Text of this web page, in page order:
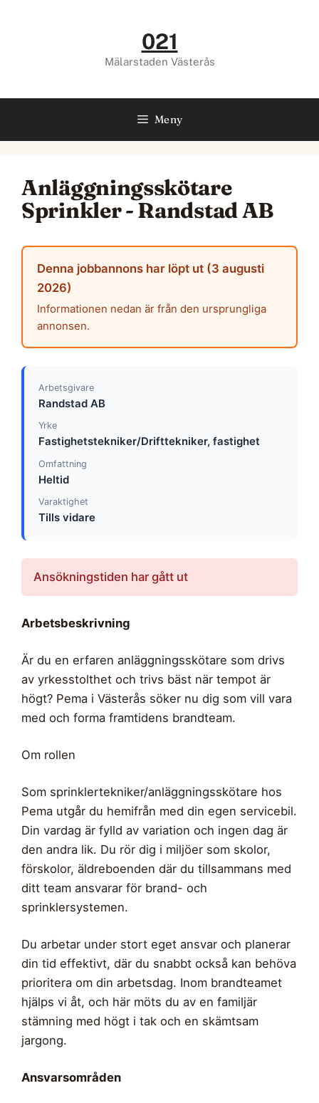
021
Mälarstaden Västerås
Meny
Anläggningsskötare
Sprinkler - Randstad AB
Denna jobbannons har löpt ut (3 augusti
2026)
Informationen nedan är från den ursprungliga
annonsen.
Arbetsgivare
Randstad AB
Yrke
Fastighetstekniker/Drifttekniker, fastighet
Omfattning
Heltid
Varaktighet
Tills vidare
Ansökningstiden har gått ut
Arbetsbeskrivning
Är du en erfaren anläggningsskötare som drivs
av yrkesstolthet och trivs bäst när tempot är
högt? Pema i Västerås söker nu dig som vill vara
med och forma framtidens brandteam.
Om rollen
Som sprinklertekniker/anläggningsskötare hos
Pema utgår du hemifrån med din egen servicebil.
Din vardag är fylld av variation och ingen dag är
den andra lik. Du rör dig i miljöer som skolor,
förskolor, äldreboenden där du tillsammans med
ditt team ansvarar för brand- och
sprinklersystemen.
Du arbetar under stort eget ansvar och planerar
din tid effektivt, där du snabbt också kan behöva
prioritera om din arbetsdag. Inom brandteamet
hjälps vi åt, och här möts du av en familjär
stämning med högt i tak och en skämtsam
jargong.
Ansvarsområden